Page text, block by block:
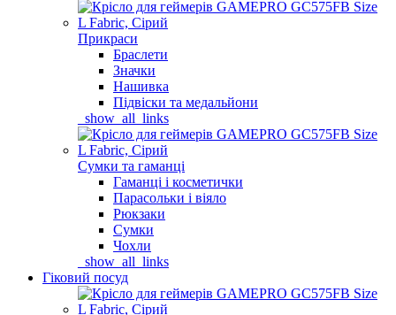
Прикраси
Браслети
Значки
Нашивка
Підвіски та медальйони
_show_all_links
Сумки та гаманці
Гаманці і косметички
Парасольки і віяло
Рюкзаки
Сумки
Чохли
_show_all_links
Гіковий посуд